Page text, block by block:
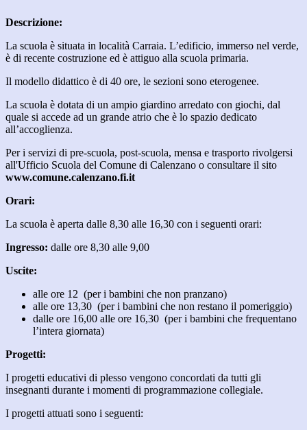
Descrizione:
La scuola è situata in località Carraia. L’edificio, immerso nel verde,
è di recente costruzione ed è attiguo alla scuola primaria.
Il modello didattico è di 40 ore, le sezioni sono eterogenee.
La scuola è dotata di un ampio giardino arredato con giochi, dal
quale si accede ad un grande atrio che è lo spazio dedicato
all’accoglienza.
Per i servizi di pre-scuola, post-scuola, mensa e trasporto rivolgersi
all'Ufficio Scuola del Comune di Calenzano o consultare il sito
www.comune.calenzano.fi.it
Orari:
La scuola è aperta dalle 8,30 alle 16,30 con i seguenti orari:
Ingresso: dalle ore 8,30 alle 9,00
Uscite:
alle ore 12 (per i bambini che non pranzano)
alle ore 13,30 (per i bambini che non restano il pomeriggio)
dalle ore 16,00 alle ore 16,30 (per i bambini che frequentano
l’intera giornata)
Progetti:
I progetti educativi di plesso vengono concordati da tutti gli
insegnanti durante i momenti di programmazione collegiale.
I progetti attuati sono i seguenti: